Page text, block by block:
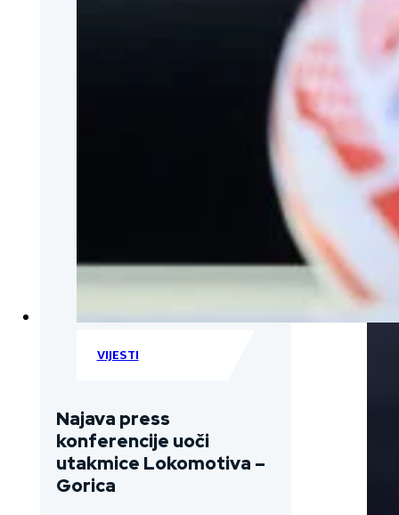
VIJESTI
Najava press
konferencije uoči
utakmice Lokomotiva –
Gorica